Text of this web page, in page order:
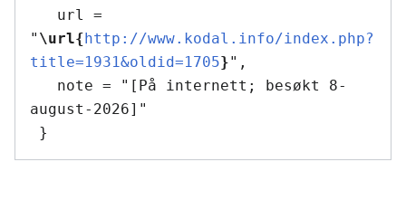
" \url{http://www.kodal.info/index.php?
title=1931&oldid=1705}",
august-2026]"